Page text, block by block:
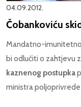
04.09.2012.
Čobankoviću
Mandatno-
bi odlučiti o zahtjevu
kaznenog postupka
ministra